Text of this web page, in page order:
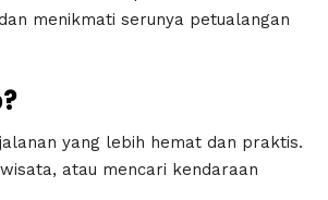
menikmati serunya petualangan
yang lebih hemat dan praktis.
atau mencari kendaraan